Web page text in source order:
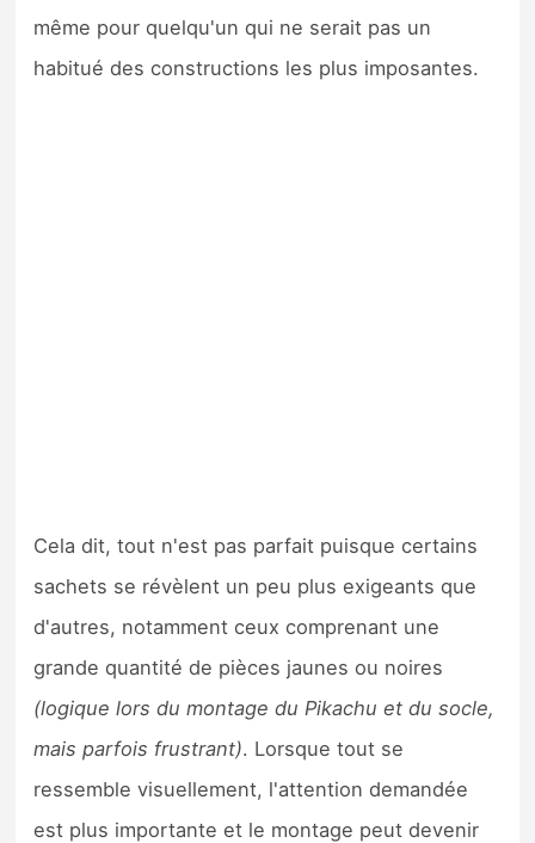
même pour quelqu'un qui ne serait pas un
habitué des constructions les plus imposantes.
Cela dit, tout n'est pas parfait puisque certains
sachets se révèlent un peu plus exigeants que
d'autres, notamment ceux comprenant une
grande quantité de pièces jaunes ou noires
(logique lors du montage du Pikachu et du socle,
mais parfois frustrant). Lorsque tout se
ressemble visuellement, l'attention demandée
est plus importante et le montage peut devenir